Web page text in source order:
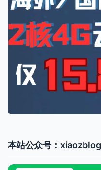
本站公众号：xiaozblog